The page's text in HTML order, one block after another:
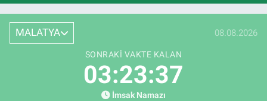
MALATYA 08.08.2026
SONRAKI VAKTE KALAN
03:23:36
İmsak Namazı